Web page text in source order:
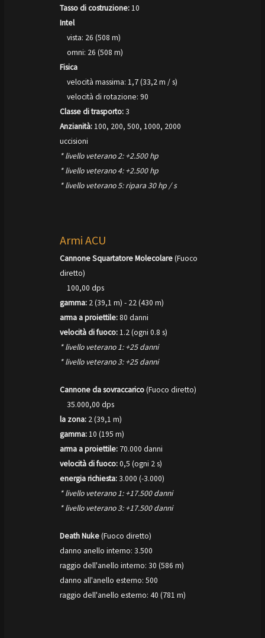
Tasso di costruzione:10
Intel
vista: 26 (508 m)
omni: 26 (508 m)
Fisica
velocità massima: 1,7 (33,2 m / s)
velocità di rotazione: 90
Classe di trasporto:3
Anzianità:100, 200, 500, 1000, 2000
uccisioni
* livello veterano 2: +2.500 hp
* livello veterano 4: +2.500 hp
* livello veterano 5: ripara 30 hp / s
Armi ACU
Cannone Squartatore Molecolare(Fuoco
diretto)
100,00 dps
gamma: 2 (39,1 m) - 22 (430 m)
arma a proiettile:80 danni
velocità di fuoco:1.2 (ogni 0.8 s)
* livello veterano 1: +25 danni
* livello veterano 3: +25 danni
Cannone da sovraccarico(Fuoco diretto)
35.000,00 dps
la zona: 2 (39,1 m)
gamma:10 (195 m)
arma a proiettile: 70.000 danni
velocità di fuoco:0,5 (ogni 2 s)
energia richiesta:3.000 (-3.000)
* livello veterano 1: +17.500 danni
* livello veterano 3: +17.500 danni
Death Nuke(Fuoco diretto)
danno anello interno: 3.500
raggio dell'anello interno: 30 (586 m)
danno all'anello esterno: 500
raggio dell'anello esterno: 40 (781 m)